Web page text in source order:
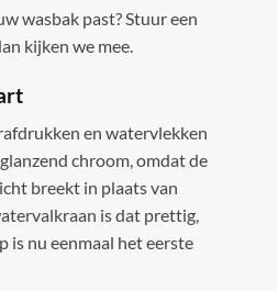
wasbak past? Stuur een
kijken we mee.
en watervlekken
chroom, omdat de
breekt in plaats van
is dat prettig,
is nu eenmaal het eerste